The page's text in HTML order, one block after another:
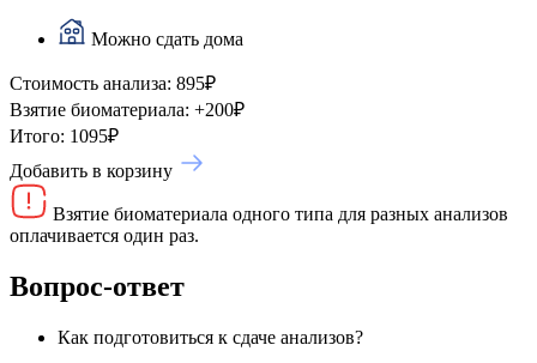
Можно сдать дома
Стоимость анализа: 895₽
Взятие биоматериала: +200₽
Итого: 1095₽
Добавить в корзину
Взятие биоматериала одного типа для разных анализов
оплачивается один раз.
Вопрос-ответ
Как подготовиться к сдаче анализов?